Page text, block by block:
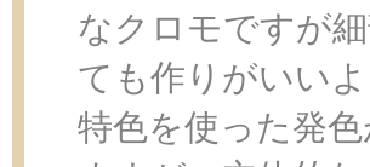
なクロモですが
ても作りがいい
特色を使った発